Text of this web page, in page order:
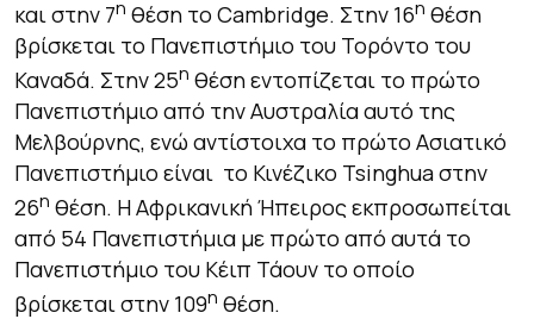
και στην 7η θέση το Cambridge. Στην 16η θέση
βρίσκεται το Πανεπιστήμιο του Τορόντο του
Καναδά. Στην 25η θέση εντοπίζεται το πρώτο
Πανεπιστήμιο από την Αυστραλία αυτό της
Μελβούρνης, ενώ αντίστοιχα το πρώτο Ασιατικό
Πανεπιστήμιο είναι το Κινέζικο Tsinghua στην
26η θέση. Η Αφρικανική Ήπειρος εκπροσωπείται
από 54 Πανεπιστήμια με πρώτο από αυτά το
Πανεπιστήμιο του Κέιπ Τάουν το οποίο
βρίσκεται στην 109η θέση.